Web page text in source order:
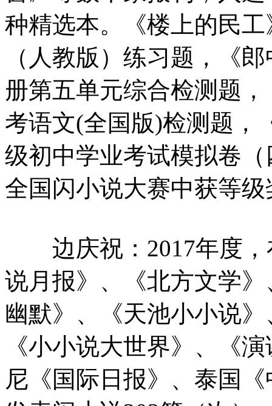
种精选本。《楼上的民
（人教版）练习题，《
册第五单元综合检测题
考语文(全国版)检测题，
级初中学业考试模拟卷
全国闪小说大赛中获等
边庆祝：2017年度，
说月报》、《北方文学
幽默》、《天池小小说
《小小说大世界》、《
尼《国际日报》、泰国